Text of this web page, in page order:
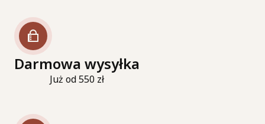
Darmowa wysyłka
Już od 550 zł